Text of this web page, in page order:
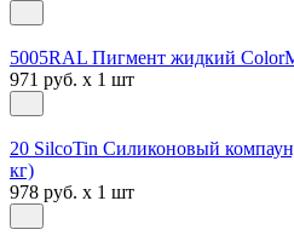
5005RAL Пигмент жидкий
971 руб. x 1 шт
20 SilcoTin Силиконовый
кг)
978 руб. x 1 шт